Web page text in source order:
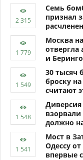
Семь
признал
Москва
и
30 тысяч
броску
считают
взорвали
должно
Мост в
Одессу
впервые